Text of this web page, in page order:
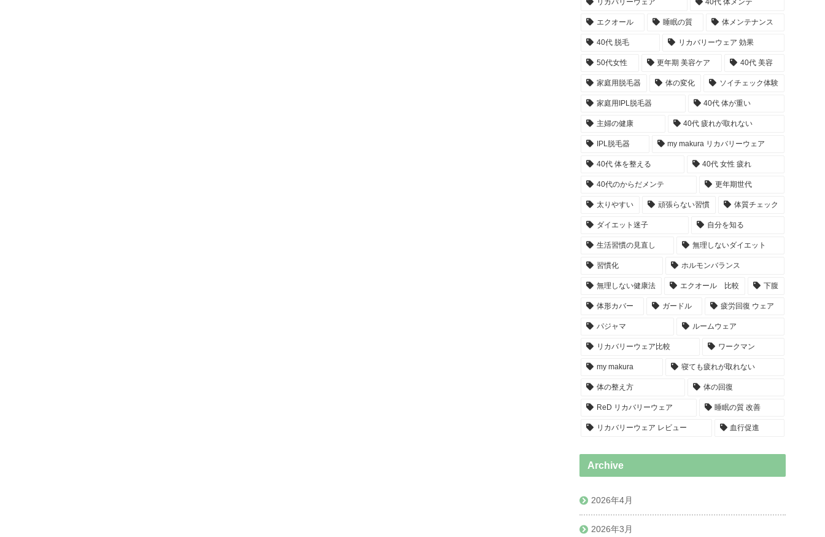
リカバリーウェア 40代 体メンテ
エクオール 睡眠の質 体メンテナンス
40代 脱毛 リカバリーウェア 効果
50代女性 更年期 美容ケア 40代 美容
家庭用脱毛器 体の変化 ソイチェック体験
家庭用IPL脱毛器 40代 体が重い
主婦の健康 40代 疲れが取れない
IPL脱毛器 my makura リカバリーウェア
40代 体を整える 40代 女性 疲れ
40代のからだメンテ 更年期世代
太りやすい 頑張らない習慣 体質チェック
ダイエット迷子 自分を知る
生活習慣の見直し 無理しないダイエット
習慣化 ホルモンバランス
無理しない健康法 エクオール 比較 下腹
体形カバー ガードル 疲労回復 ウェア
パジャマ ルームウェア
リカバリーウェア比較 ワークマン
my makura 寝ても疲れが取れない
体の整え方 体の回復
ReD リカバリーウェア 睡眠の質 改善
リカバリーウェア レビュー 血行促進
Archive
2026年4月
2026年3月